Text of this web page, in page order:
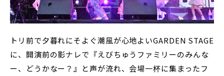
トリ前で夕暮れにそよぐ潮風が心地よいGARDEN STAGE
に、開演前の影ナレで『えびちゅうファミリーのみんな
ー、どうかなー？』と声が流れ、会場一杯に集まったフ